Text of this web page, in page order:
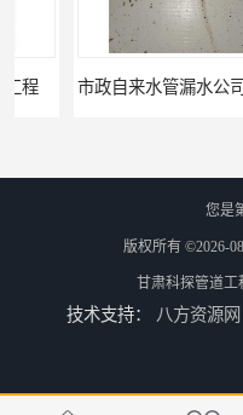
公司仪器测漏电话 科探管道
您是
版权所有 ©2026-
甘肃科探管道工
技术支持： 八方资源网